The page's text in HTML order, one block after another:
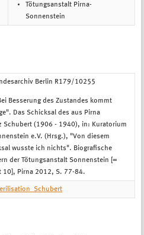
Tötungsanstalt Pirna-
Sonnenstein
Berlin R179/10255
Besserung des Zustandes kommt
Das Schicksal des aus Pirna
Schubert (1906 - 1940), in: Kuratorium
e.V. (Hrsg.), "Von diesem
wusste ich nichts". Biografische
der Tötungsanstalt Sonnenstein [=
10], Pirna 2012, S. 77-84.